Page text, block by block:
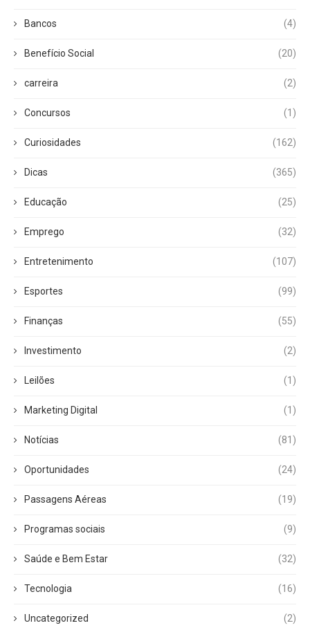
Bancos (4)
Benefício Social (20)
carreira (2)
Concursos (1)
Curiosidades (162)
Dicas (365)
Educação (25)
Emprego (32)
Entretenimento (107)
Esportes (99)
Finanças (55)
Investimento (2)
Leilões (1)
Marketing Digital (1)
Notícias (81)
Oportunidades (24)
Passagens Aéreas (19)
Programas sociais (9)
Saúde e Bem Estar (32)
Tecnologia (16)
Uncategorized (2)